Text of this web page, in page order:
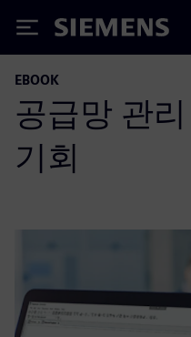
Siemens
EBOOK
공급망 관
기회